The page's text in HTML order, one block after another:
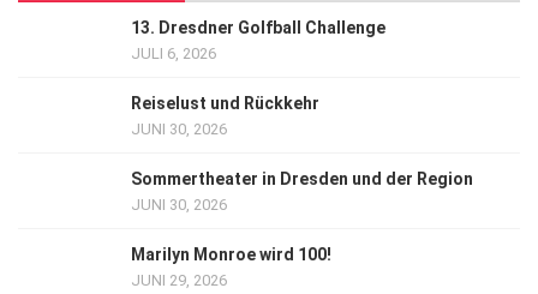
13. Dresdner Golfball Challenge
JULI 6, 2026
Reiselust und Rückkehr
JUNI 30, 2026
Sommertheater in Dresden und der Region
JUNI 30, 2026
Marilyn Monroe wird 100!
JUNI 29, 2026